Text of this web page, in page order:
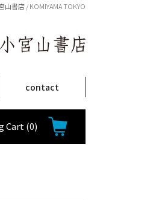
書店 / KOMIYAMA TOKYO
示
contact
Cart (0)